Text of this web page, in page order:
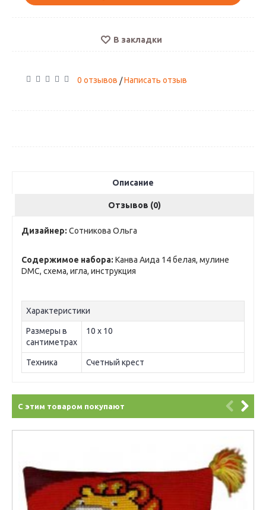
В закладки
0 отзывов /Написать отзыв
Описание
Отзывов (0)
Дизайнер: Сотникова Ольга
Содержимое набора: Канва Аида 14 белая, мулине
DMC, схема, игла, инструкция
Характеристики
Размеры в
сантиметрах
10 х 10
Техника Счетный крест
С этим товаром покупают